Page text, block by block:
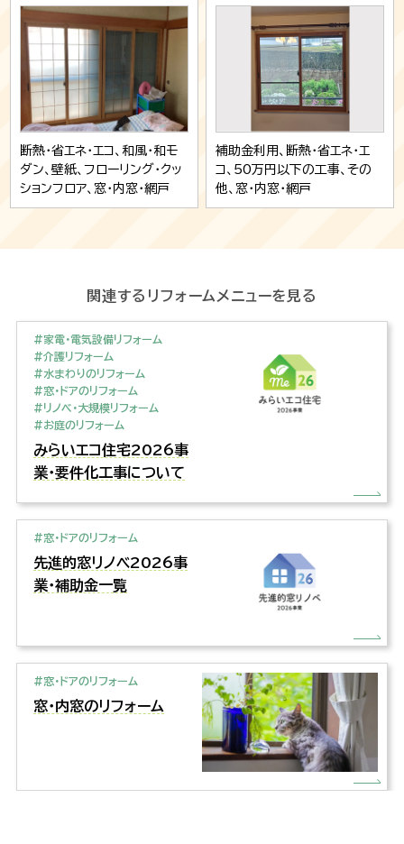
断熱・省エネ・エコ、和風・和モ
ダン、壁紙、フローリング・クッ
ションフロア、窓・内窓・網戸
補助金利用、断熱・省エネ・エ
コ、50万円以下の工事、その
他、窓・内窓・網戸
関連するリフォームメニューを見る
#家電・電気設備リフォーム
#介護リフォーム
#水まわりのリフォーム
#窓・ドアのリフォーム
#リノベ・大規模リフォーム
#お庭のリフォーム
みらいエコ住宅2026事
業・要件化工事について
#窓・ドアのリフォーム
先進的窓リノベ2026事
業・補助金一覧
#窓・ドアのリフォーム
窓・内窓のリフォーム